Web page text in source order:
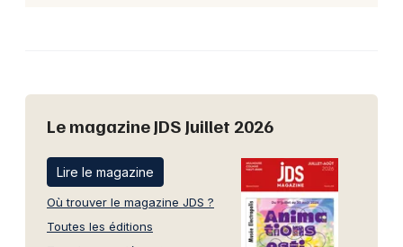
Le magazine JDS Juillet 2026
Lire le magazine
Où trouver le magazine JDS ?
Toutes les éditions